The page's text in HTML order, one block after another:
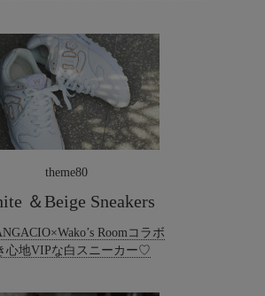
theme80
＆Beige Sneakers
Roomコラボ
心地VIPな白スニーカー♡